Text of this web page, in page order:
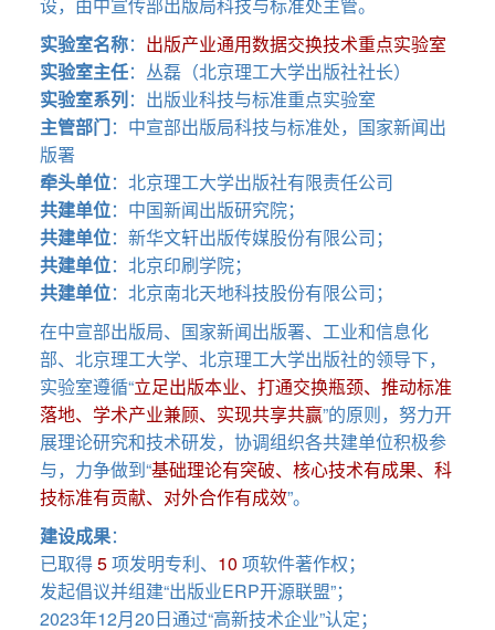
实验室名称： 出版产业通用数据交换技术重点实验室
实验室主任：丛磊（北京理工大学出版社社长）
实验室系列：出版业科技与标准重点实验室
主管部门：中宣部出版局科技与标准处，国家新闻出
版署
牵头单位：北京理工大学出版社有限责任公司
共建单位：中国新闻出版研究院；
共建单位：新华文轩出版传媒股份有限公司；
共建单位：北京印刷学院；
共建单位：北京南北天地科技股份有限公司；
在中宣部出版局、国家新闻出版署、工业和信息化
部、北京理工大学、北京理工大学出版社的领导下，
实验室遵循“立足出版本业、打通交换瓶颈、推动标准
落地、学术产业兼顾、实现共享共赢”的原则，努力开
展理论研究和技术研发，协调组织各共建单位积极参
与，力争做到“基础理论有突破、核心技术有成果、科
技标准有贡献、对外合作有成效”。
建设成果：
已取得5项发明专利、 10 项软件著作权；
发起倡议并组建“出版业ERP开源联盟”；
2023年12月20日通过“高新技术企业”认定；